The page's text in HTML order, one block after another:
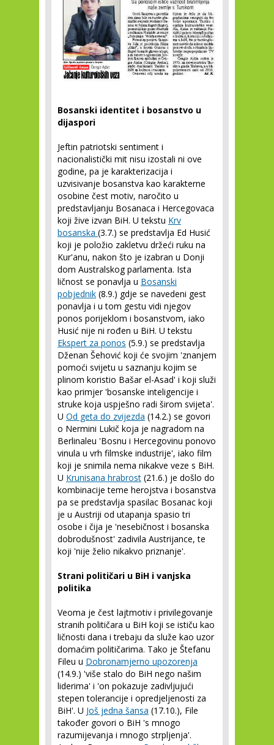
Bosanski identitet i bosanstvo u
dijaspori
Jeftin patriotski sentiment i
nacionalistički mit nisu izostali ni ove
godine, pa je karakterizacija i
uzvisivanje bosanstva kao karakterne
osobine čest motiv, naročito u
predstavljanju Bosanaca i Hercegovaca
koji žive izvan BiH. U tekstu Krv
bosanska (3.7.) se predstavlja Ed Husić
koji je položio zakletvu držeći ruku na
Kur'anu, nakon što je izabran u Donji
dom Australskog parlamenta. Ista
ličnost se ponavlja u Bosanski
pobjednik (8.9.) gdje se navedeni gest
ponavlja i u tom gestu vidi njegov
ponos porijeklom i bosanstvom, iako
Husić nije ni rođen u BiH. U tekstu
Ekspert za ponos (5.9.) se predstavlja
Dženan Šehović koji će svojim 'znanjem
pomoći svijetu u saznanju kojim se
plinom koristio Bašar el-Asad' i koji služi
kao primjer 'bosanske inteligencije i
struke koja uspješno radi širom svijeta'.
U Od geta do zvijezda (14.2.) se govori
o Nermini Lukič koja je nagradom na
Berlinaleu 'Bosnu i Hercegovinu ponovo
vinula u vrh filmske industrije', iako film
koji je snimila nema nikakve veze s BiH.
U Krunisana hrabrost (21.6.) je došlo do
kombinacije teme herojstva i bosanstva
pa se predstavlja spasilac Bosanac koji
je u Austriji od utapanja spasio tri
osobe i čija je 'nesebičnost i bosanska
dobrodušnost' zadivila Austrijance, te
koji 'nije želio nikakvo priznanje'.
Strani političari u BiH i vanjska
politika
Veoma je čest lajtmotiv i privilegovanje
stranih političara u BiH koji se ističu kao
ličnosti dana i trebaju da služe kao uzor
domaćim političarima. Tako je Štefanu
Fileu u Dobronamjerno upozorenja
(14.9.) 'više stalo do BiH nego našim
liderima' i 'on pokazuje zadivljujući
stepen tolerancije i opredjeljenosti za
BiH'. U Još jedna šansa (17.10.), File
također govori o BiH 's mnogo
razumijevanja i mnogo strpljenja'.